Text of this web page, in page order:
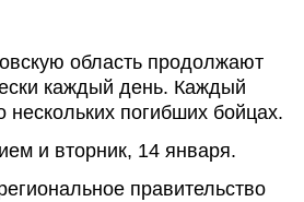
область продолжают
каждый день. Каждый
нескольких погибших бойцах.
и вторник, 14 января.
правительство